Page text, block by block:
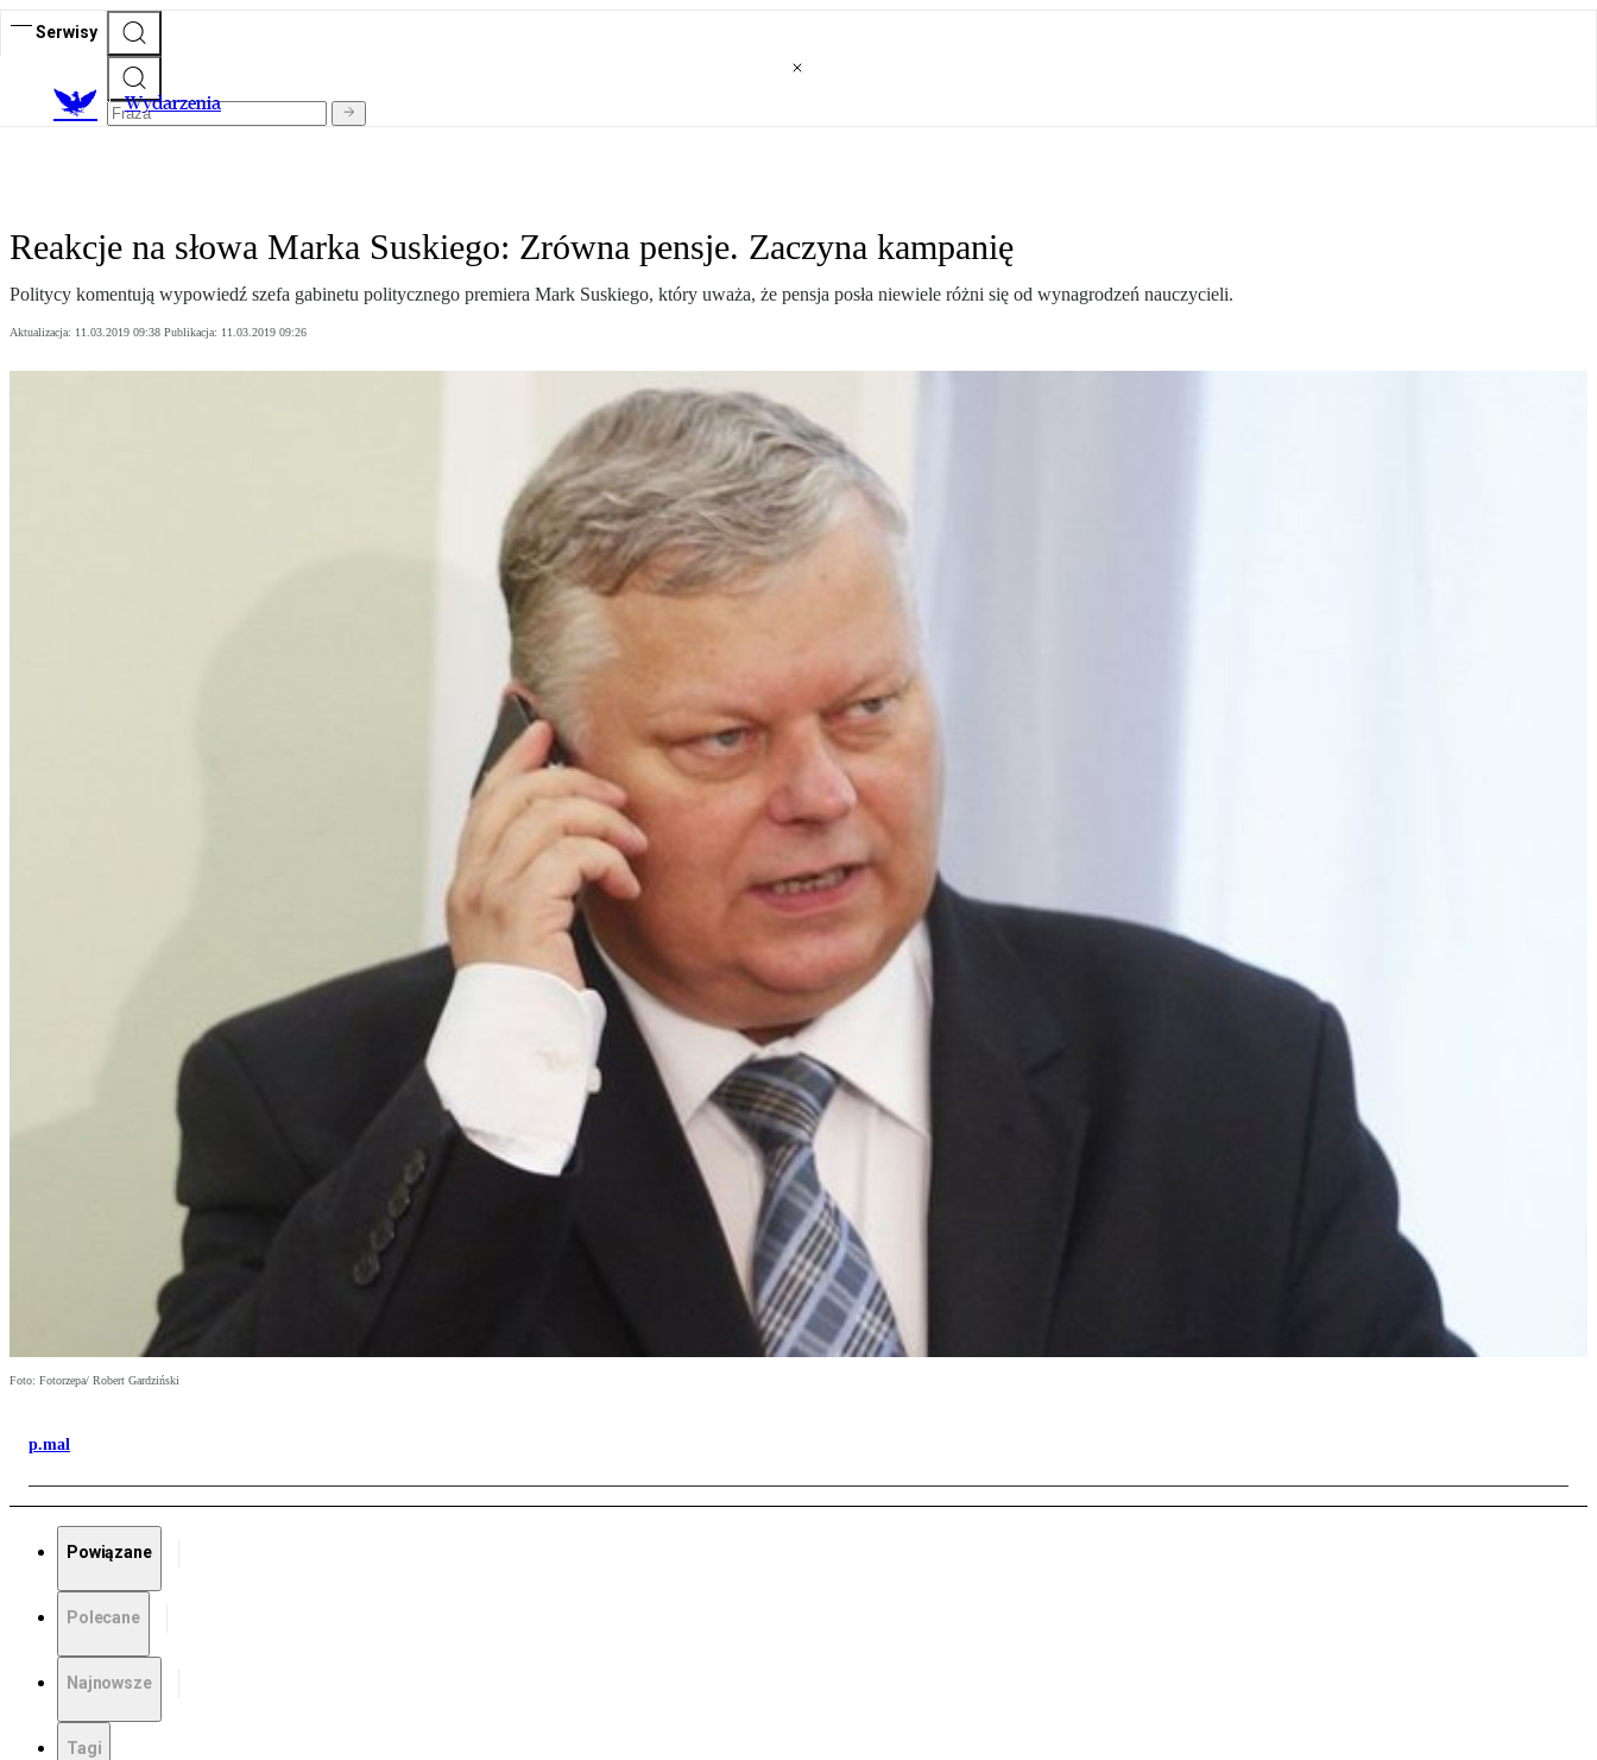
Serwisy
Wydarzenia
Reakcje na słowa Marka Suskiego: Zrówna pensje. Zaczyna kampanię
Politycy komentują wypowiedź szefa gabinetu politycznego premiera Mark Suskiego, który uważa, że pensja posła niewiele różni się od wynagrodzeń nauczycieli.
Aktualizacja: 11.03.2019 09:38 Publikacja: 11.03.2019 09:26
Foto: Fotorzepa/ Robert Gardziński
p.mal
Powiązane
Polecane
Najnowsze
Tagi